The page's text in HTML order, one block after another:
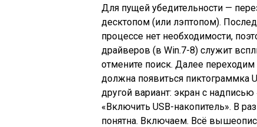
Для пущей убедительности —
десктопом (или лэптопом).
процессе нет необходимости,
драйверов (в Win.7-8) служит
отмените поиск. Далее
должна появиться пиктограммка
другой вариант: экран с
«Включить USB-накопитель». В
понятна. Включаем. Всё